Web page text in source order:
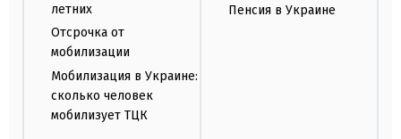
летних
Отсрочка от
мобилизации
Мобилизация в Украине:
сколько человек
мобилизует ТЦК
Пенсия в Украине